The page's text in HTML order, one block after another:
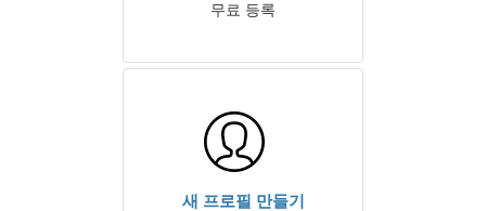
무료 등록
새 프로필 만들기